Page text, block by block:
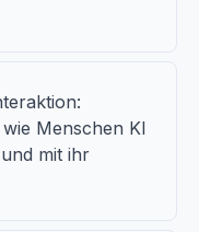
Menschen KI
mit ihr